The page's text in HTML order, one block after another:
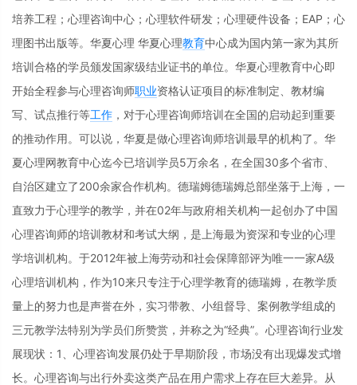
培养工程；心理咨询中心；心理软件研发；心理硬件设备；EAP；心
理图书出版等。华夏心理 华夏心理教育中心成为国内第一家为其所
培训合格的学员颁发国家级结业证书的单位。华夏心理教育中心即
开始全程参与心理咨询师职业资格认证项目的标准制定、教材编
写、试点推行等工作 ，对于心理咨询师培训在全国的启动起到重要
的推动作用。可以说，华夏是做心理咨询师培训最早的机构了。华
夏心理网教育中心迄今已培训学员5万余名，在全国30多个省市、
自治区建立了200余家合作机构。德瑞姆德瑞姆总部坐落于上海，一
直致力于心理学的教学，并在02年与政府相关机构一起创办了中国
心理咨询师的培训教材和考试大纲，是上海最为资深和专业的心理
学培训机构。于2012年被上海劳动和社会保障部评为唯一一家A级
心理培训机构，作为10来只专注于心理学教育的德瑞姆，在教学质
量上的努力也是声誉在外，实习带教、小组督导、案例教学组成的
三元教学法特别为学员们所赞赏，并称之为“经典”。心理咨询行业发
展现状：1、心理咨询发展仍处于早期阶段，市场没有出现爆发式增
长。心理咨询与出行外卖这类产品在用户需求上存在巨大差异。从